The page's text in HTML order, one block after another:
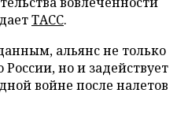
ТАСС.
альянс не только
но и задействует
войне после налетов